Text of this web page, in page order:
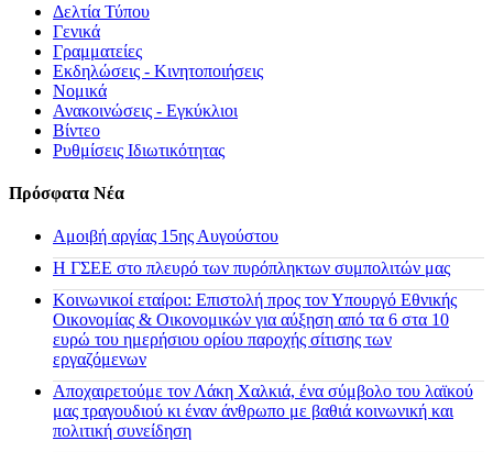
Δελτία Τύπου
Γενικά
Γραμματείες
Εκδηλώσεις - Κινητοποιήσεις
Νομικά
Ανακοινώσεις - Εγκύκλιοι
Βίντεο
Ρυθμίσεις Ιδιωτικότητας
Πρόσφατα Νέα
Αμοιβή αργίας 15ης Αυγούστου
H ΓΣΕΕ στο πλευρό των πυρόπληκτων συμπολιτών μας
Κοινωνικοί εταίροι: Επιστολή προς τον Υπουργό Εθνικής
Οικονομίας & Οικονομικών για αύξηση από τα 6 στα 10
ευρώ του ημερήσιου ορίου παροχής σίτισης των
εργαζόμενων
Αποχαιρετούμε τον Λάκη Χαλκιά, ένα σύμβολο του λαϊκού
μας τραγουδιού κι έναν άνθρωπο με βαθιά κοινωνική και
πολιτική συνείδηση